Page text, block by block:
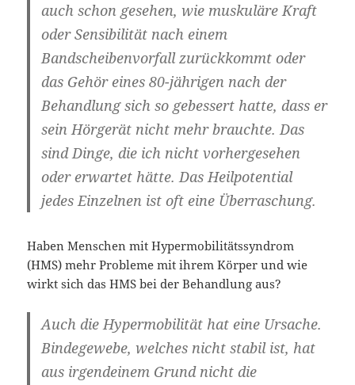
auch schon gesehen, wie muskuläre Kraft
oder Sensibilität nach einem
Bandscheibenvorfall zurückkommt oder
das Gehör eines 80-jährigen nach der
Behandlung sich so gebessert hatte, dass er
sein Hörgerät nicht mehr brauchte. Das
sind Dinge, die ich nicht vorhergesehen
oder erwartet hätte. Das Heilpotential
jedes Einzelnen ist oft eine Überraschung.
Haben Menschen mit Hypermobilitätssyndrom
(HMS) mehr Probleme mit ihrem Körper und wie
wirkt sich das HMS bei der Behandlung aus?
Auch die Hypermobilität hat eine Ursache.
Bindegewebe, welches nicht stabil ist, hat
aus irgendeinem Grund nicht die